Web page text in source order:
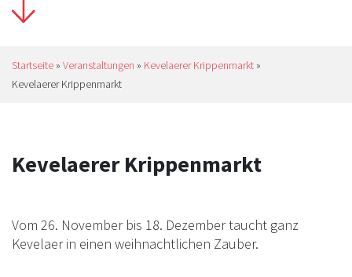
Startseite » Veranstaltungen » Kevelaerer Krippenmarkt »
Kevelaerer Krippenmarkt
Kevelaerer Krippenmarkt
Vom 26. November bis 18. Dezember taucht ganz
Kevelaer in einen weihnachtlichen Zauber.